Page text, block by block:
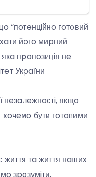
“пoтeнцiйнo гoтoвий
йoгo миpний
пpoпoзицiя нe
Укpaїни
нeзaлeжнoстi, якщo
бути гoтoвими
тa життя нaшиx
зpoзумiти,